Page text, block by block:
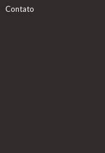
Contato